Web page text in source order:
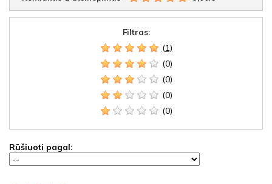
Filtras:
(1)
(0)
(0)
(0)
(0)
Rūšiuoti pagal: